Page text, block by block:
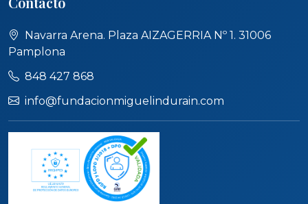
Navarra Arena. Plaza AIZAGERRIA Nº 1. 31006
Pamplona
848 427 868
info@fundacionmiguelindurain.com